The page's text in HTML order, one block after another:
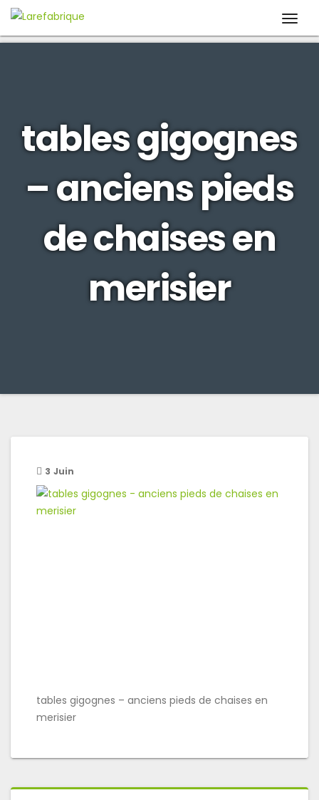
Larefabrique
Larefabrique – Aménagement intérieur design pour pro et
tables gigognes
– anciens pieds
de chaises en
merisier
3 Juin
tables gigognes – anciens pieds de chaises en
merisier